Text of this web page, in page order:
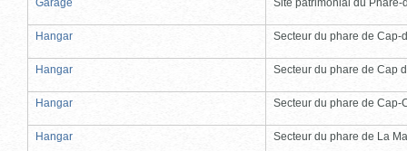
Hangar Secteur du phare de Cap-
Hangar Secteur du phare de Cap
Hangar Secteur du phare de Cap-
Hangar Secteur du phare de La